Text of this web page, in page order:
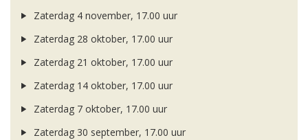
Zaterdag 4 november, 17.00 uur
Zaterdag 28 oktober, 17.00 uur
Zaterdag 21 oktober, 17.00 uur
Zaterdag 14 oktober, 17.00 uur
Zaterdag 7 oktober, 17.00 uur
Zaterdag 30 september, 17.00 uur